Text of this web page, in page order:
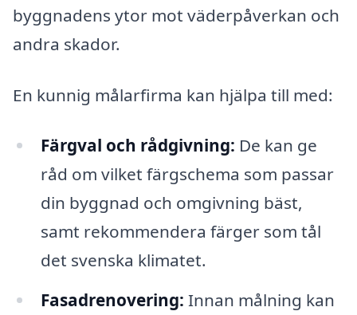
byggnadens ytor mot väderpåverkan och
andra skador.
En kunnig målarfirma kan hjälpa till med:
Färgval och rådgivning: De kan ge
råd om vilket färgschema som passar
din byggnad och omgivning bäst,
samt rekommendera färger som tål
det svenska klimatet.
Fasadrenovering: Innan målning kan